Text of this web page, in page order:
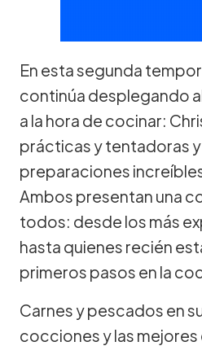
En esta segunda
continúa desplegando
a la hora de cocinar:
prácticas y tentadoras
preparaciones
Ambos presentan una
todos: desde los más
hasta quienes recién
primeros pasos en la
Carnes y pescados en
cocciones y las mejores